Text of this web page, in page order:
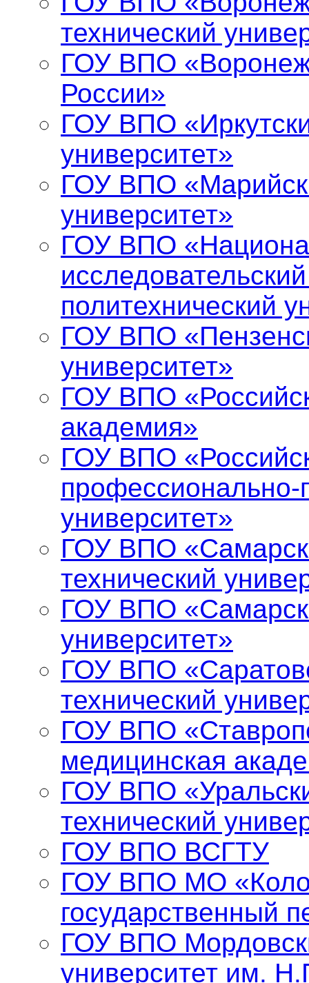
технический
ГОУ ВПО
России»
ГОУ ВПО
университет»
ГОУ ВПО
университет»
ГОУ ВПО
политехнический
ГОУ ВПО
университет»
ГОУ ВПО
академия»
ГОУ ВПО
профессионально-
университет»
ГОУ ВПО
технический
ГОУ ВПО
университет»
ГОУ ВПО
технический
ГОУ ВПО
медицинская
ГОУ ВПО
технический
ГОУ ВПО ВСГТУ
ГОУ ВПО МО
государственный
ГОУ ВПО
университет им.